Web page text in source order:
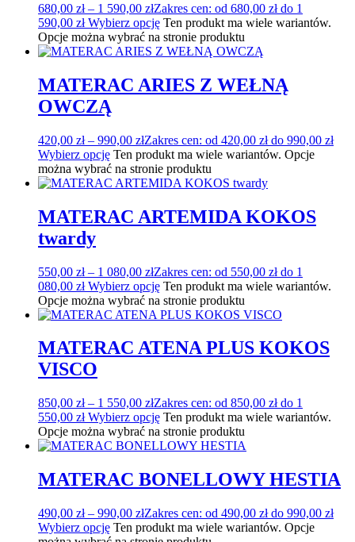
680,00 zł – 1 590,00 złZakres cen: od 680,00 zł do 1
590,00 zł Wybierz opcję Ten produkt ma wiele wariantów.
Opcje można wybrać na stronie produktu
MATERAC ARIES Z WEŁNĄ
OWCZĄ
420,00 zł – 990,00 złZakres cen: od 420,00 zł do 990,00 zł
Wybierz opcję Ten produkt ma wiele wariantów. Opcje
można wybrać na stronie produktu
MATERAC ARTEMIDA KOKOS
twardy
550,00 zł – 1 080,00 złZakres cen: od 550,00 zł do 1
080,00 zł Wybierz opcję Ten produkt ma wiele wariantów.
Opcje można wybrać na stronie produktu
MATERAC ATENA PLUS KOKOS
VISCO
850,00 zł – 1 550,00 złZakres cen: od 850,00 zł do 1
550,00 zł Wybierz opcję Ten produkt ma wiele wariantów.
Opcje można wybrać na stronie produktu
MATERAC BONELLOWY HESTIA
490,00 zł – 990,00 złZakres cen: od 490,00 zł do 990,00 zł
Wybierz opcję Ten produkt ma wiele wariantów. Opcje